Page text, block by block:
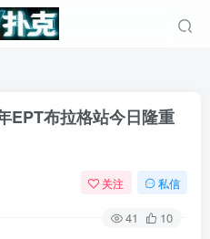
EPT布拉格站今日隆重
关注 私信
41 10